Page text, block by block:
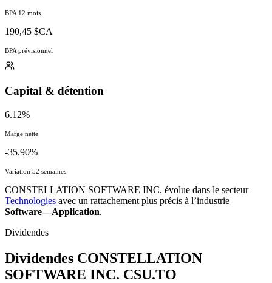
BPA 12 mois
190,45 $CA
BPA prévisionnel
Capital & détention
6.12%
Marge nette
-35.90%
Variation 52 semaines
CONSTELLATION SOFTWARE INC. évolue dans le secteur
Technologies avec un rattachement plus précis à l’industrie
Software—Application.
Dividendes
Dividendes CONSTELLATION
SOFTWARE INC. CSU.TO